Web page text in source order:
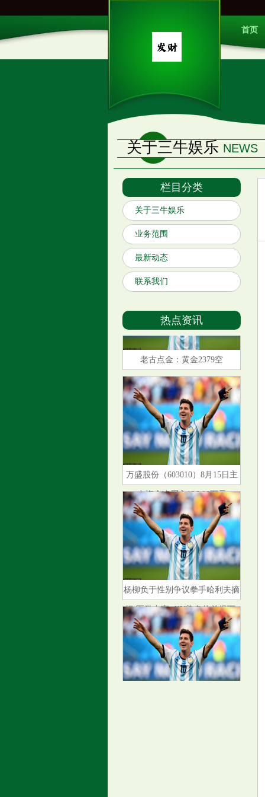
首页
关于三牛娱乐 NEWS
栏目分类
关于三牛娱乐
业务范围
最新动态
联系我们
热点资讯
老古点金：黄金2379空
万盛股份（603010）8月15日主
力资金净买入136.00万元
杨柳负于性别争议拳手哈利夫摘
银 医学专家: XY染色体前提下,
选手的身体素质更接近男性